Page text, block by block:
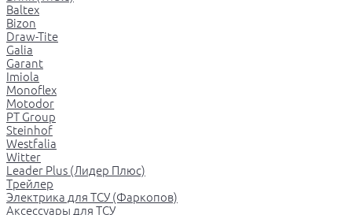
Baltex
Bizon
Draw-Tite
Galia
Garant
Imiola
Monoflex
Motodor
PT Group
Steinhof
Westfalia
Witter
Leader Plus (Лидер Плюс)
Трейлер
Электрика для ТСУ (Фаркопов)
Аксессуары для ТСУ